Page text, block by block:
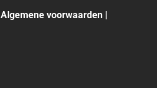
Algemene voorwaarden|